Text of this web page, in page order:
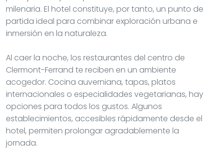
milenaria. El hotel constituye, por tanto, un punto de
partida ideal para combinar exploración urbana e
inmersión en la naturaleza.
Al caer la noche, los restaurantes del centro de
Clermont-Ferrand te reciben en un ambiente
acogedor. Cocina auverniana, tapas, platos
internacionales o especialidades vegetarianas, hay
opciones para todos los gustos. Algunos
establecimientos, accesibles rápidamente desde el
hotel, permiten prolongar agradablemente la
jornada.